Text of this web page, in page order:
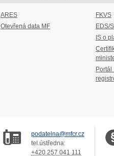
ARES
Otevřená data MF
FKVS
EDS/
IS o
Portál
podatelna@mfcr.cz
tel.ústředna:
+420 257 041 111